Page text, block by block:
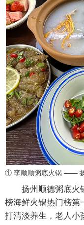
① 李顺顺粥底火锅 ——
扬州顺德粥底火
榜海鲜火锅热门榜第
打清淡养生，老人小